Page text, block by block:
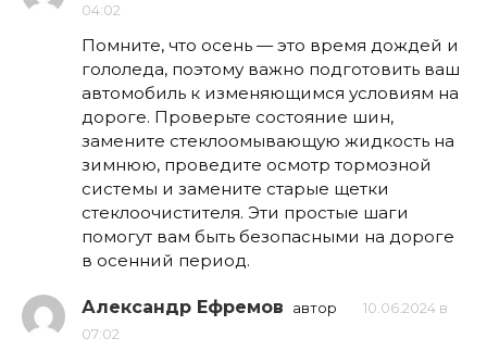
04:02
Помните, что осень — это время дождей и
гололеда, поэтому важно подготовить ваш
автомобиль к изменяющимся условиям на
дороге. Проверьте состояние шин,
замените стеклоомывающую жидкость на
зимнюю, проведите осмотр тормозной
системы и замените старые щетки
стеклоочистителя. Эти простые шаги
помогут вам быть безопасными на дороге
в осенний период.
Александр Ефремов автор
10.06.2024 в
07:02